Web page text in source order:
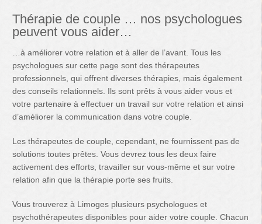
Thérapie de couple … nos psychologues
peuvent vous aider…
…à améliorer votre relation et à aller de l’avant. Tous les
psychologues sur cette page sont des thérapeutes
professionnels, qui offrent diverses thérapies, mais également
des conseils relationnels. Ils sont prêts à vous aider vous et
votre partenaire à effectuer un travail sur votre relation et ainsi
d’améliorer la communication dans votre couple.
Les thérapeutes de couple, cependant, ne fournissent pas de
solutions toutes prêtes. Vous devrez tous les deux faire
activement des efforts, travailler sur vous-même et sur votre
relation afin que la thérapie porte ses fruits.
Vous trouverez à Limoges plusieurs psychologues et
psychothérapeutes disponibles pour aider votre couple. Chacun